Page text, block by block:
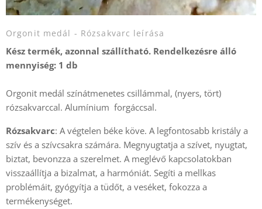
Orgonit medál - Rózsakvarc leírása
Kész termék, azonnal szállítható. Rendelkezésre álló
mennyiség: 1 db
Orgonit medál színátmenetes csillámmal, (nyers, tört)
rózsakvarccal. Alumínium forgáccsal.
Rózsakvarc: A végtelen béke köve. A legfontosabb kristály a
szív és a szívcsakra számára. Megnyugtatja a szívet, nyugtat,
biztat, bevonzza a szerelmet. A meglévő kapcsolatokban
visszaállítja a bizalmat, a harmóniát. Segíti a mellkas
problémáit, gyógyítja a tüdőt, a veséket, fokozza a
termékenységet.